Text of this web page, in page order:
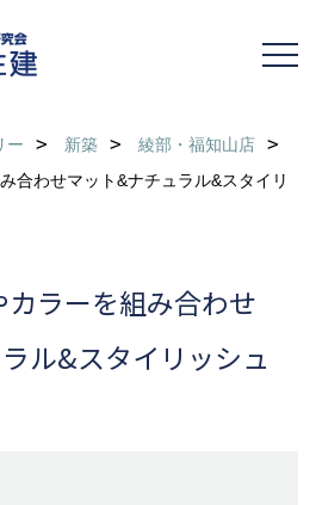
ー 新築
綾部・福知山店
合わせマット&ナチュラル&スタイリ
ラーを組み合わせ
ル&スタイリッシュ